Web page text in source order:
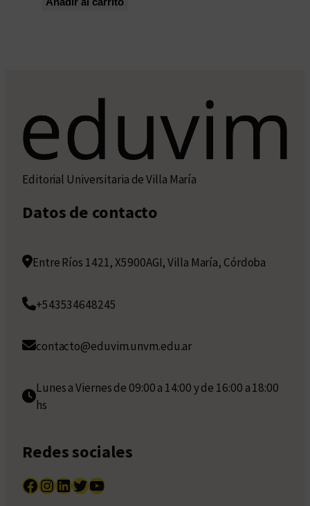
Editorial Universitaria de Villa María
Datos de contacto
Entre Ríos 1421, X5900AGI, Villa María, Córdoba
+543534648245
contacto@eduvim.unvm.edu.ar
Lunes a Viernes de 09:00 a 14:00 y de 16:00 a 18:00
hs
Redes sociales
Facebook InstagramLinkedIn Twitter YouTube